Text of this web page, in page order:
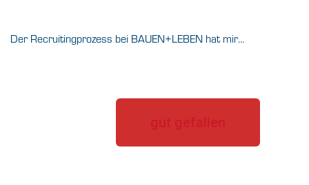
Der Recruitingprozess bei BAUEN+LEBEN hat mir…